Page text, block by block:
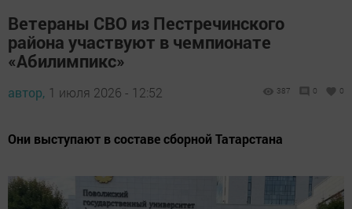
Ветераны СВО из Пестречинского
района участвуют в чемпионате
«Абилимпикс»
автор, 1 июля 2026 - 12:52 387 0 0
Они выступают в составе сборной Татарстана